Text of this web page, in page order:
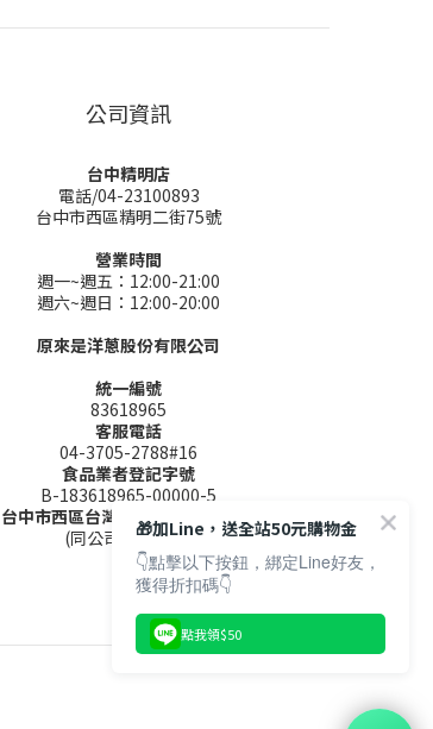
公司資訊
台中精明店
電話/04-23100893
台中市西區精明二街75號
營業時間
週一~週五：12:00-21:00
週六~週日：12:00-20:00
原來是洋蔥股份有限公司
統一編號
83618965
客服電話
04-3705-2788#16
食品業者登記字號
B-183618965-00000-5
台中市西區台灣大道二段285號9樓
(同公司聯絡地址)🎁加Line，送全站50元購物金
👇點擊以下按鈕，綁定Line好友，
獲得折扣碼👇
點我領$50